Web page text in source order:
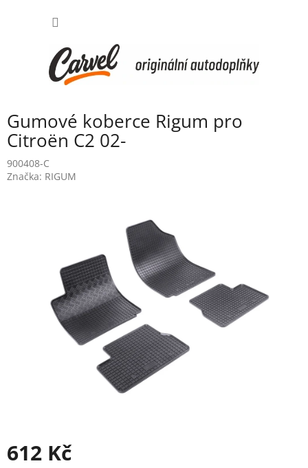
Gumové koberce Rigum pro
Citroën C2 02-
900408-C
Značka: RIGUM
612 Kč